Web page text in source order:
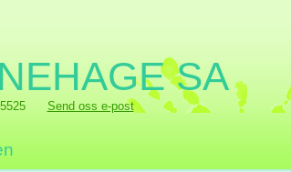
SA
Send oss e-post